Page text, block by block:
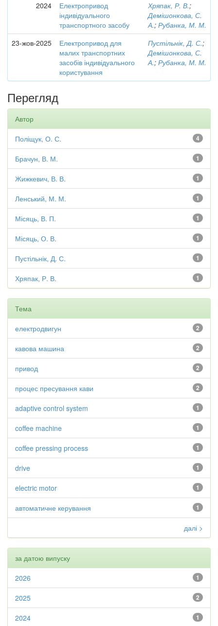
2024
Електропривод
індивідуального
транспортного засобу
Хряпак, Р. В.;
Демішонкова, С.
А.; Рубанка, М. М.
23-жов-2025
Електропривод для
малих транспортних
засобів індивідуального
користування
Пустільнік, Д. С.;
Демішонкова, С.
А.; Рубанка, М. М.
Перегляд
Автор
4
Поліщук, О. С.
1
Брачун, В. М.
1
Жижкевич, В. В.
1
Ленський, М. М.
1
Місяць, В. П.
1
Місяць, О. В.
1
Пустільнік, Д. С.
1
Хряпак, Р. В.
Тема
2
електродвигун
2
кавова машина
2
привод
2
процес пресування кави
1
adaptive control system
1
coffee machine
1
coffee pressing process
1
drive
1
electric motor
1
автоматичне керування
далі >
за датою випуску
1
2026
2
2025
1
2024